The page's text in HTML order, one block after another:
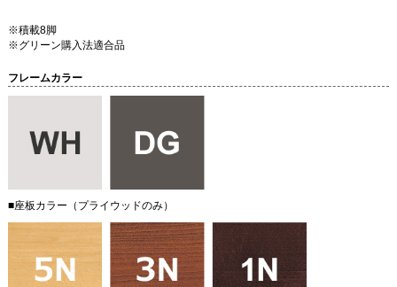
※積載8脚
※グリーン購入法適合品
フレームカラー
■座板カラー（プライウッドのみ）